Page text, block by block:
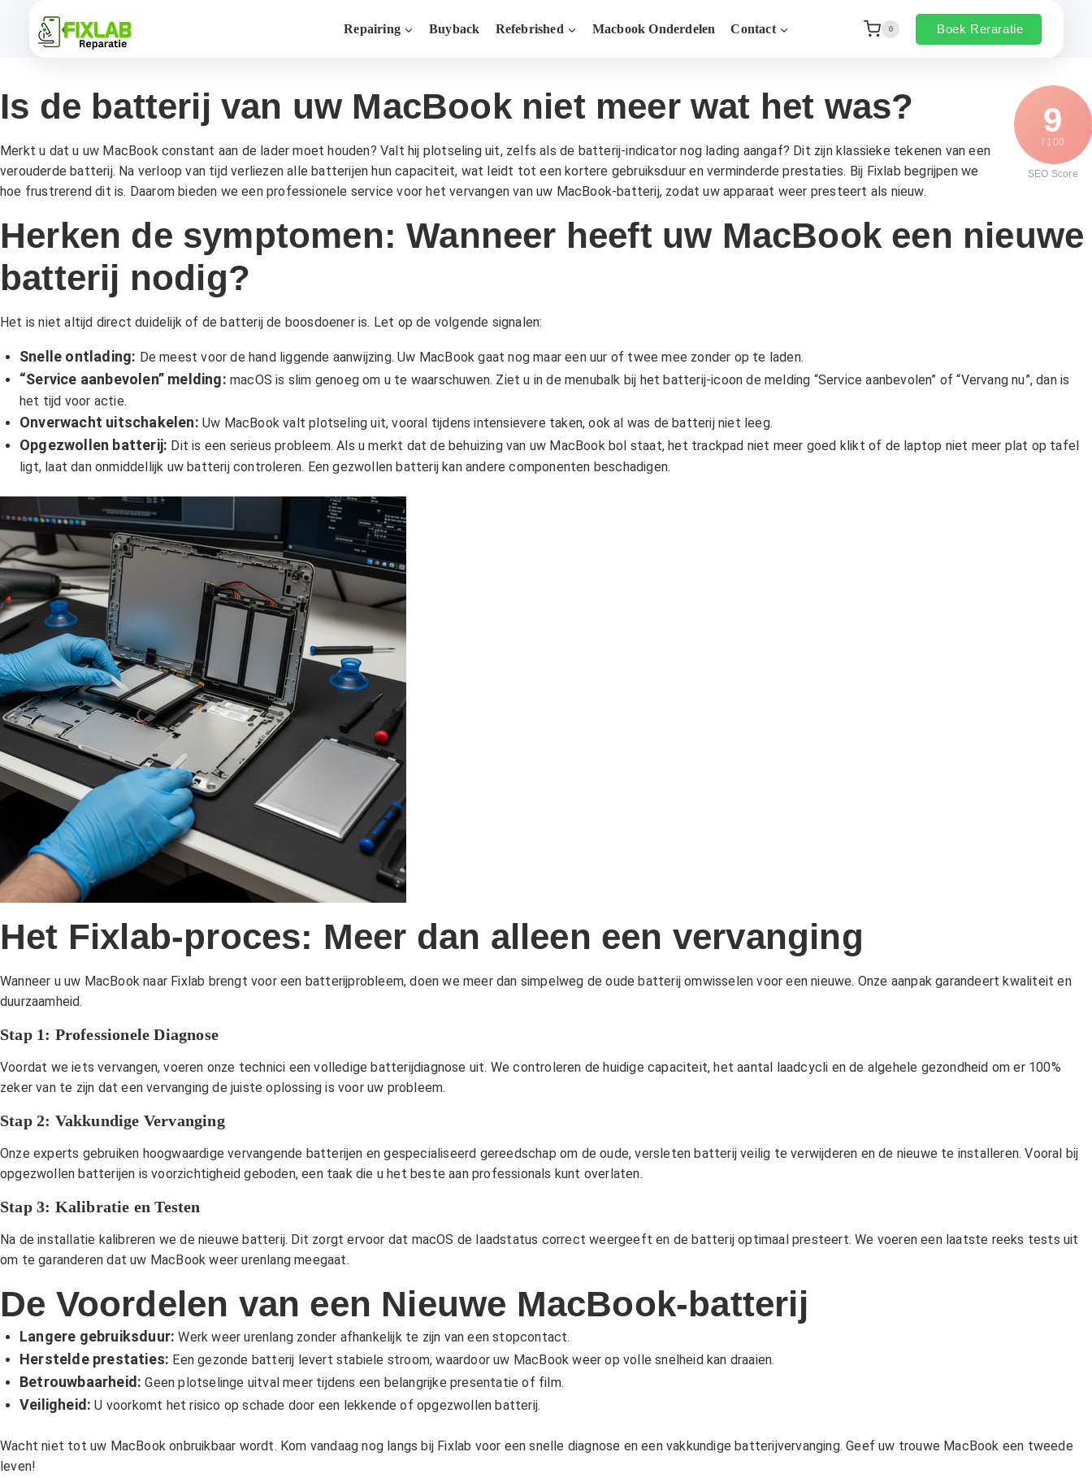
Repairing Buyback Refebrished Macbook Onderdelen Contact 0 Boek Reraratie
9
/ 100
SEO Score
Is de batterij van uw MacBook niet meer wat het was?
Merkt u dat u uw MacBook constant aan de lader moet houden? Valt hij plotseling uit, zelfs als de batterij-indicator nog lading aangaf? Dit zijn klassieke tekenen van een
verouderde batterij. Na verloop van tijd verliezen alle batterijen hun capaciteit, wat leidt tot een kortere gebruiksduur en verminderde prestaties. Bij Fixlab begrijpen we
hoe frustrerend dit is. Daarom bieden we een professionele service voor het vervangen van uw MacBook-batterij, zodat uw apparaat weer presteert als nieuw.
Herken de symptomen: Wanneer heeft uw MacBook een nieuwe
batterij nodig?
Het is niet altijd direct duidelijk of de batterij de boosdoener is. Let op de volgende signalen:
Snelle ontlading: De meest voor de hand liggende aanwijzing. Uw MacBook gaat nog maar een uur of twee mee zonder op te laden.
“Service aanbevolen” melding: macOS is slim genoeg om u te waarschuwen. Ziet u in de menubalk bij het batterij-icoon de melding “Service aanbevolen” of “Vervang nu”, dan is
het tijd voor actie.
Onverwacht uitschakelen: Uw MacBook valt plotseling uit, vooral tijdens intensievere taken, ook al was de batterij niet leeg.
Opgezwollen batterij: Dit is een serieus probleem. Als u merkt dat de behuizing van uw MacBook bol staat, het trackpad niet meer goed klikt of de laptop niet meer plat op tafel
ligt, laat dan onmiddellijk uw batterij controleren. Een gezwollen batterij kan andere componenten beschadigen.
Het Fixlab-proces: Meer dan alleen een vervanging
Wanneer u uw MacBook naar Fixlab brengt voor een batterijprobleem, doen we meer dan simpelweg de oude batterij omwisselen voor een nieuwe. Onze aanpak garandeert kwaliteit en
duurzaamheid.
Stap 1: Professionele Diagnose
Voordat we iets vervangen, voeren onze technici een volledige batterijdiagnose uit. We controleren de huidige capaciteit, het aantal laadcycli en de algehele gezondheid om er 100%
zeker van te zijn dat een vervanging de juiste oplossing is voor uw probleem.
Stap 2: Vakkundige Vervanging
Onze experts gebruiken hoogwaardige vervangende batterijen en gespecialiseerd gereedschap om de oude, versleten batterij veilig te verwijderen en de nieuwe te installeren. Vooral bij
opgezwollen batterijen is voorzichtigheid geboden, een taak die u het beste aan professionals kunt overlaten.
Stap 3: Kalibratie en Testen
Na de installatie kalibreren we de nieuwe batterij. Dit zorgt ervoor dat macOS de laadstatus correct weergeeft en de batterij optimaal presteert. We voeren een laatste reeks tests uit
om te garanderen dat uw MacBook weer urenlang meegaat.
De Voordelen van een Nieuwe MacBook-batterij
Langere gebruiksduur: Werk weer urenlang zonder afhankelijk te zijn van een stopcontact.
Herstelde prestaties: Een gezonde batterij levert stabiele stroom, waardoor uw MacBook weer op volle snelheid kan draaien.
Betrouwbaarheid: Geen plotselinge uitval meer tijdens een belangrijke presentatie of film.
Veiligheid: U voorkomt het risico op schade door een lekkende of opgezwollen batterij.
Wacht niet tot uw MacBook onbruikbaar wordt. Kom vandaag nog langs bij Fixlab voor een snelle diagnose en een vakkundige batterijvervanging. Geef uw trouwe MacBook een tweede
leven!